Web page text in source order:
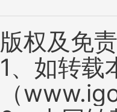
版权及免
1、如转载
（